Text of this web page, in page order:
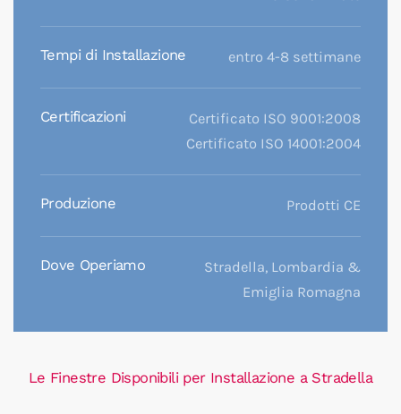
Tempi di Installazione entro 4-8 settimane
Certificazioni
Certificato ISO 9001:2008
Certificato ISO 14001:2004
Produzione Prodotti CE
Dove Operiamo
Stradella, Lombardia &
Emiglia Romagna
Le Finestre Disponibili per Installazione a Stradella